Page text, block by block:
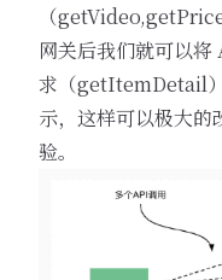
（
网关后我们就可以
求（getItemDetail
示，这样可以极大的
验。